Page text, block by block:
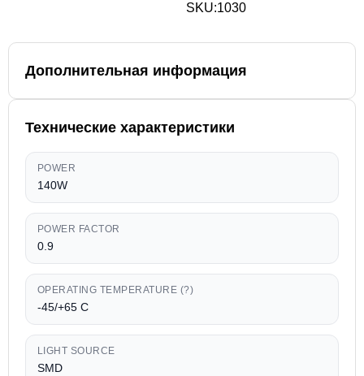
SKU:1030
Дополнительная информация
Технические характеристики
POWER
140W
POWER FACTOR
0.9
OPERATING TEMPERATURE (?)
-45/+65 C
LIGHT SOURCE
SMD